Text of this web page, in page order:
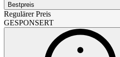
Bestpreis
Regulärer Preis
GESPONSERT